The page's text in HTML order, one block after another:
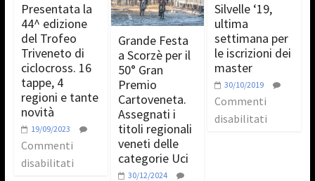
Presentata la
44^ edizione
del Trofeo
Triveneto di
ciclocross. 16
tappe, 4
regioni e tante
novità
19/09/2023
Commenti
disabilitati
Grande Festa
a Scorzè per il
50° Gran
Premio
Cartoveneta.
Assegnati i
titoli regionali
veneti delle
categorie Uci
30/12/2024
Silvelle ‘19,
ultima
settimana per
le iscrizioni dei
master
30/10/2019
Commenti
disabilitati